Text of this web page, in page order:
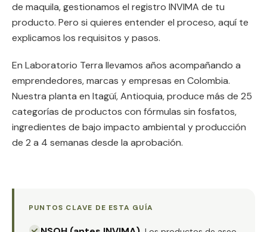
de maquila, gestionamos el registro INVIMA de tu
producto. Pero si quieres entender el proceso, aquí te
explicamos los requisitos y pasos.
En Laboratorio Terra llevamos años acompañando a
emprendedores, marcas y empresas en Colombia.
Nuestra planta en Itagüí, Antioquia, produce más de 25
categorías de productos con fórmulas sin fosfatos,
ingredientes de bajo impacto ambiental y producción
de 2 a 4 semanas desde la aprobación.
PUNTOS CLAVE DE ESTA GUÍA